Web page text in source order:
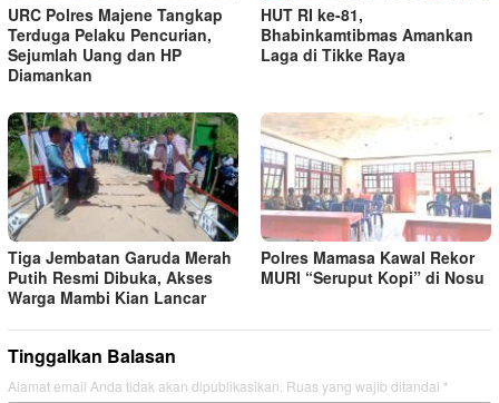
URC Polres Majene Tangkap
Terduga Pelaku Pencurian,
Sejumlah Uang dan HP
Diamankan
HUT RI ke-81,
Bhabinkamtibmas Amankan
Laga di Tikke Raya
Tiga Jembatan Garuda Merah
Putih Resmi Dibuka, Akses
Warga Mambi Kian Lancar
Polres Mamasa Kawal Rekor
MURI “Seruput Kopi” di Nosu
Tinggalkan Balasan
Alamat email Anda tidak akan dipublikasikan. Ruas yang wajib ditandai *